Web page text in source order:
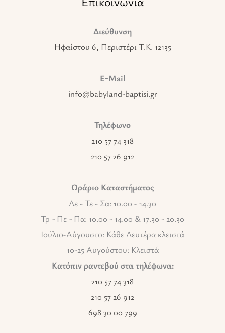
Διεύθυνση
Ηφαίστου 6, Περιστέρι T.K. 12135
E-Mail
info@babyland-baptisi.gr
Τηλέφωνο
210 57 74 318
210 57 26 912
Ωράριο Καταστήματος
Δε - Τε - Σα: 10.00 - 14.30
Τρ - Πε - Πα: 10.00 - 14.00 & 17.30 - 20.30
Ιούλιο-Αύγουστο: Κάθε Δευτέρα κλειστά
10-25 Αυγούστου: Κλειστά
Κατόπιν ραντεβού στα τηλέφωνα:
210 57 74 318
210 57 26 912
698 30 00 799